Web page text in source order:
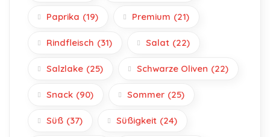
Paprika (19) Premium (21)
Rindfleisch (31) Salat (22)
Salzlake (25) Schwarze Oliven (22)
Snack (90) Sommer (25)
Süß (37) Süßigkeit (24)